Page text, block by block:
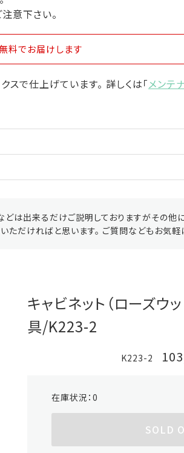
意下さい。
料でお届けします
で仕上げています。 詳しくは「メンテ
は出来るだけご説明しておりますがその他
だければと思います。 ご質問などもお気軽
キャビネット（ローズウ
具/K223-2
K223-2
在庫状況： 0
SOLD